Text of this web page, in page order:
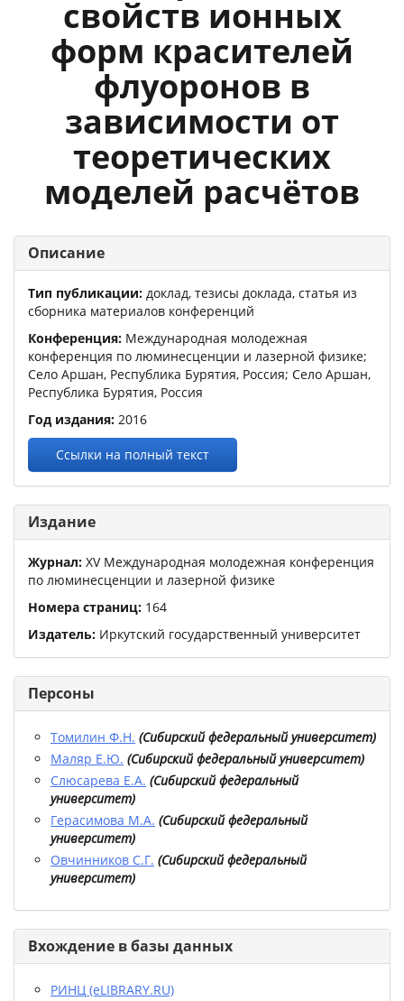
свойств ионных
форм красителей
флуоронов в
зависимости от
теоретических
моделей расчётов
Описание
Тип публикации: доклад, тезисы доклада, статья из
сборника материалов конференций
Конференция: Международная молодежная
конференция по люминесценции и лазерной физике;
Село Аршан, Республика Бурятия, Россия; Село Аршан,
Республика Бурятия, Россия
Год издания: 2016
Ссылки на полный текст
Издание
Журнал: XV Международная молодежная конференция
по люминесценции и лазерной физике
Номера страниц: 164
Издатель: Иркутский государственный университет
Персоны
Томилин Ф.Н. (Сибирский федеральный университет)
Маляр Е.Ю. (Сибирский федеральный университет)
Слюсарева Е.А. (Сибирский федеральный
университет)
Герасимова М.А. (Сибирский федеральный
университет)
Овчинников С.Г. (Сибирский федеральный
университет)
Вхождение в базы данных
РИНЦ (eLIBRARY.RU)